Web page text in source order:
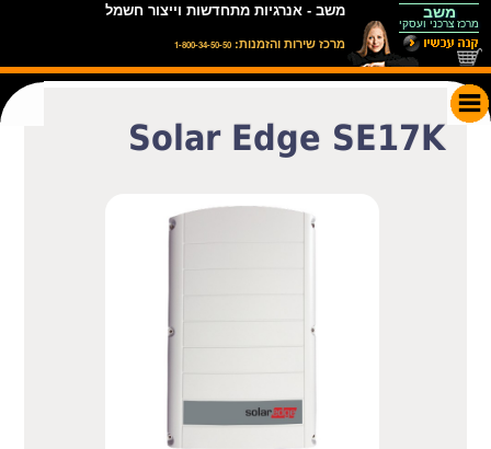
משב
מרכז צרכני ועסקי
משב - אנרגיות מתחדשות וייצור חשמל
מרכז שירות והזמנות: 1-800-34-50-50
סל הקניות
Solar Edge SE17K